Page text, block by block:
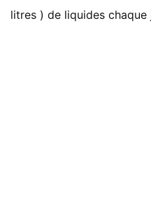
litres ) de liquides chaque